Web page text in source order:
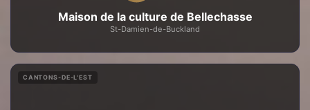
Maison de la culture de Bellechasse
St-Damien-de-Buckland
CANTONS-DE-L'EST